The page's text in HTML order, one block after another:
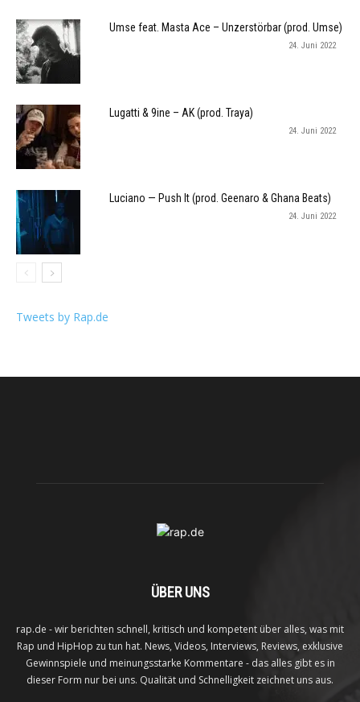
Umse feat. Masta Ace – Unzerstörbar (prod. Umse)
24. Juni 2022
Lugatti & 9ine – AK (prod. Traya)
24. Juni 2022
Luciano — Push It (prod. Geenaro & Ghana Beats)
24. Juni 2022
Tweets by Rap.de
ÜBER UNS
rap.de - wir berichten schnell, kritisch und kompetent über alles, was mit
Rap und HipHop zu tun hat. News, Videos, Interviews, Reviews, exklusive
Gewinnspiele und meinungsstarke Kommentare - das alles gibt es in
dieser Form nur bei uns. Qualität und Schnelligkeit zeichnet uns aus.